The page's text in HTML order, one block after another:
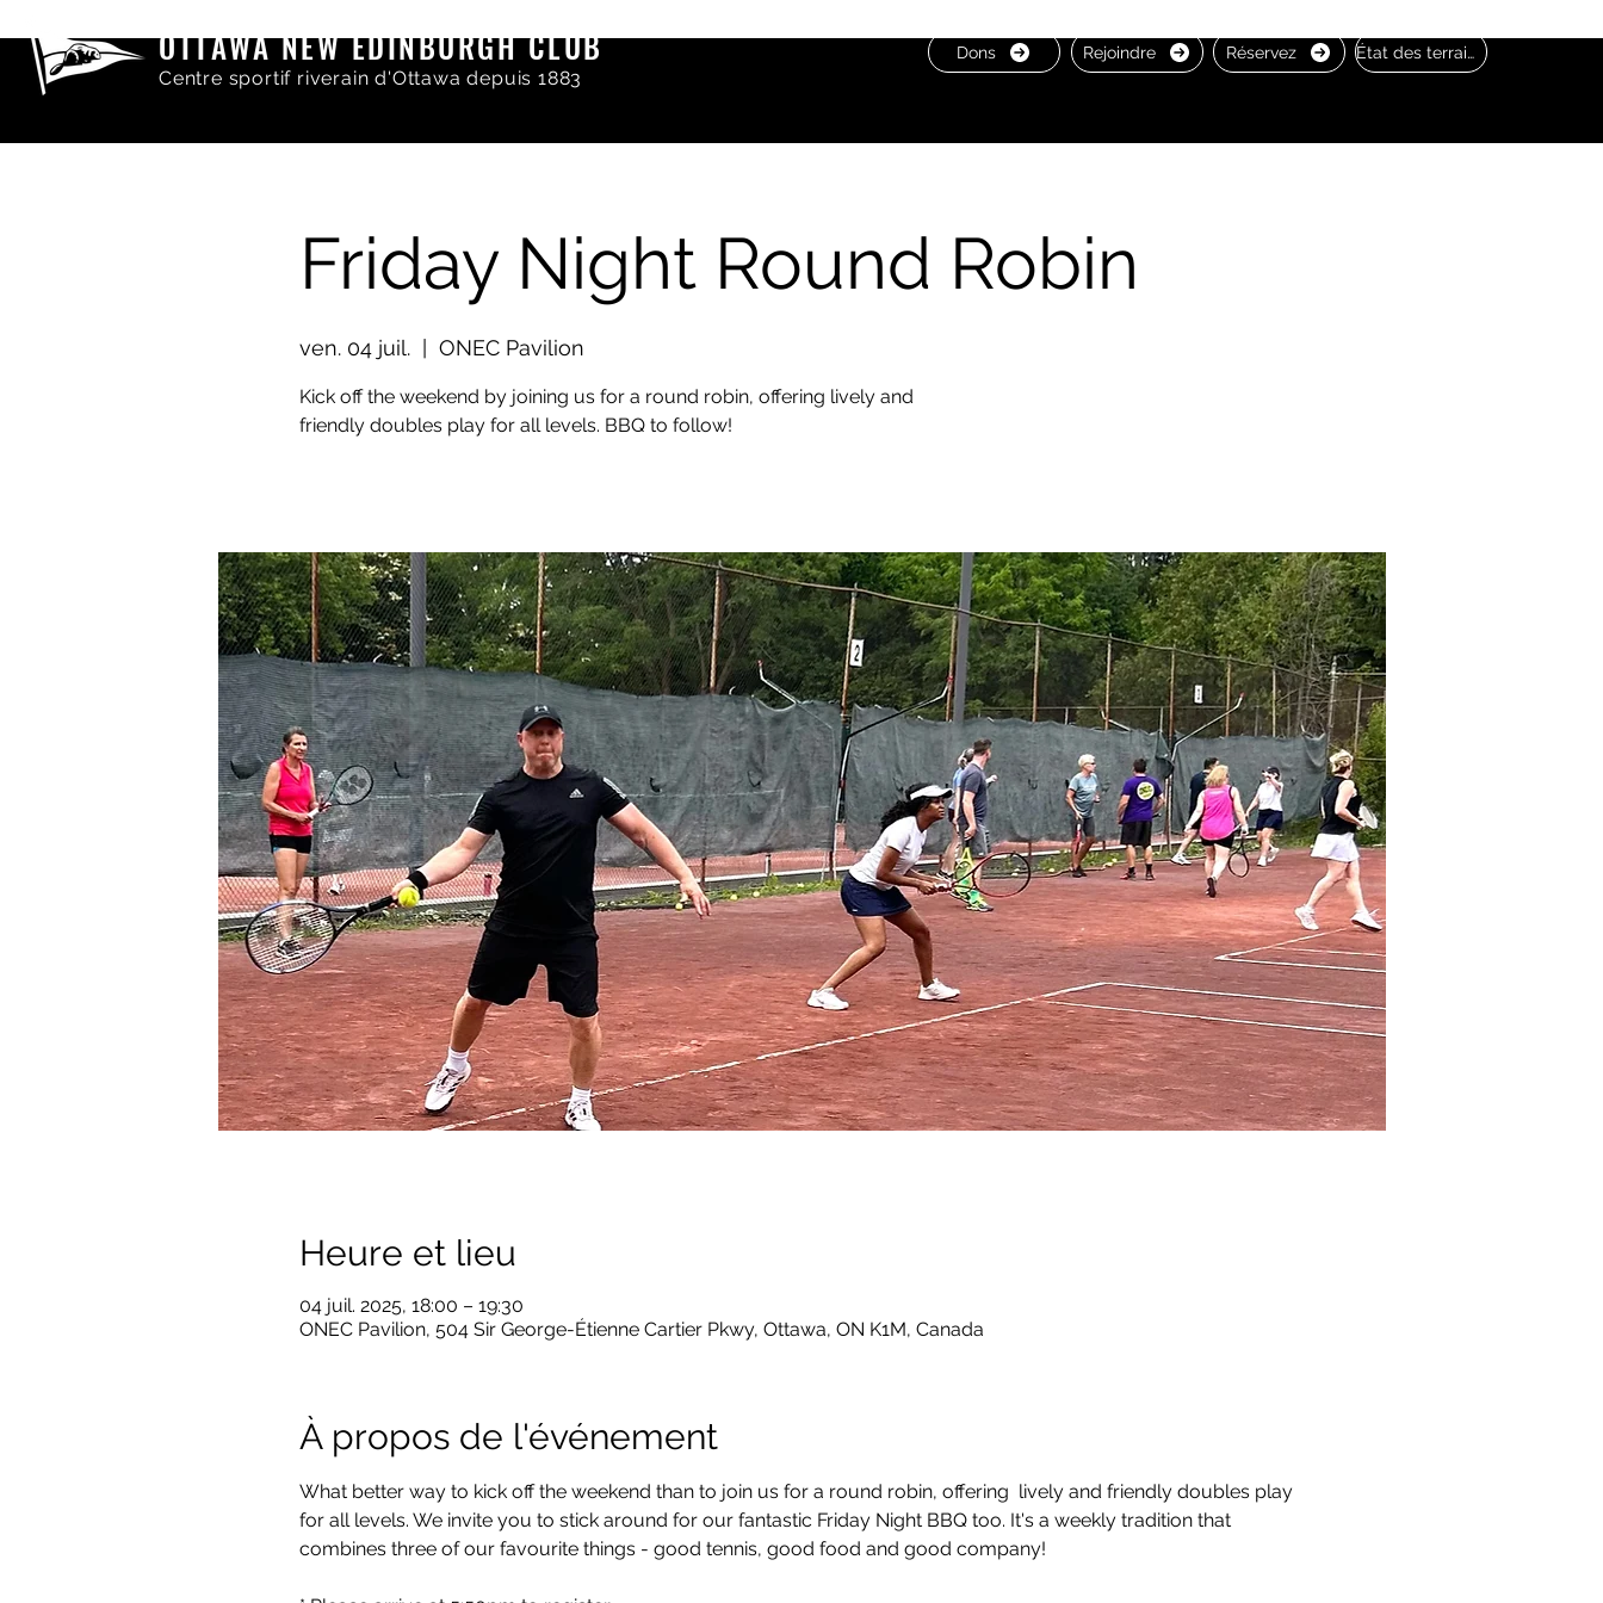
OTTAWA NEW EDINBURGH CLUB
Centre sportif riverain d'Ottawa depuis 1883
Dons Rejoindre Réservez État des terrains
Friday Night Round Robin
ven. 04 juil.
  |
ONEC Pavilion
Kick off the weekend by joining us for a round robin, offering lively and
friendly doubles play for all levels. BBQ to follow!
Heure et lieu
04 juil. 2025, 18:00 – 19:30
ONEC Pavilion, 504 Sir George-Étienne Cartier Pkwy, Ottawa, ON K1M, Canada
À propos de l'événement
What better way to kick off the weekend than to join us for a round robin, offering  lively and friendly doubles play
for all levels. We invite you to stick around for our fantastic Friday Night BBQ too. It's a weekly tradition that
combines three of our favourite things - good tennis, good food and good company!